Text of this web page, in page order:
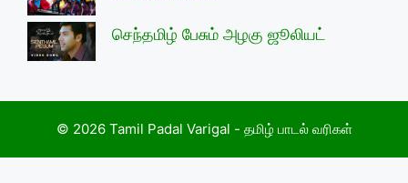
செந்தமிழ் பேசும் அழகு ஜூலியட்
© 2026 Tamil Padal Varigal - தமிழ் பாடல் வரிகள்